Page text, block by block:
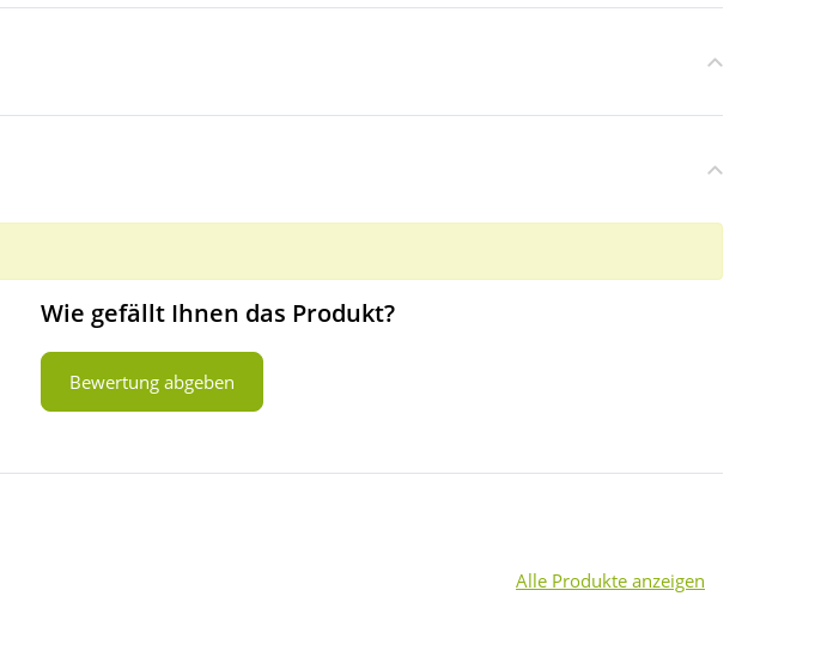
Wie gefällt Ihnen das Produkt?
Bewertung abgeben
Alle Produkte anzeigen